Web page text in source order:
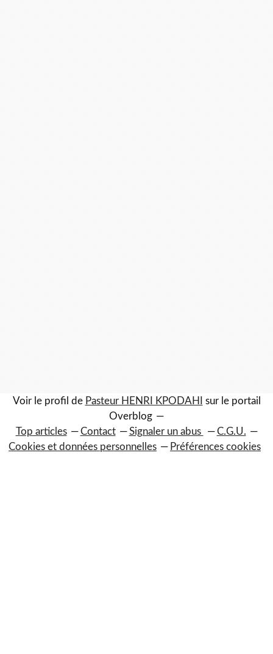
Voir le profil de Pasteur HENRI KPODAHI
sur le portail
Overblog
Top articles
Contact Signaler un abus
C.G.U.
Cookies et données personnelles
Préférences cookies